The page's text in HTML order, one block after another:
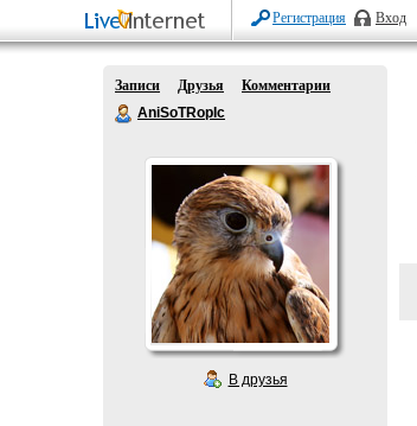
Регистрация Вход
Записи Друзья
Комментарии
AniSoTRopIc
В друзья